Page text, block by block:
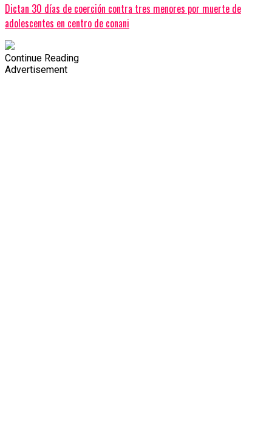
Dictan 30 días de coerción contra tres menores por muerte de
adolescentes en centro de conani
Continue Reading
Advertisement